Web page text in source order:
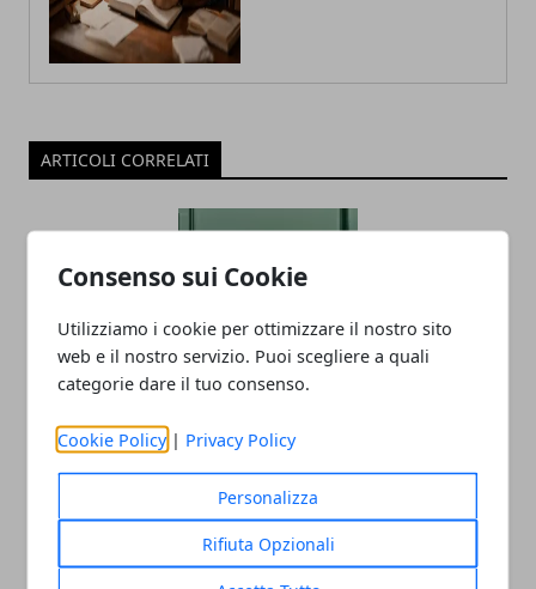
Consenso sui Cookie
Utilizziamo i cookie per ottimizzare il nostro sito
web e il nostro servizio. Puoi scegliere a quali
categorie dare il tuo consenso.
Cookie Policy | Privacy Policy
Personalizza
Rifiuta Opzionali
ARTICOLI CORRELATI
Ricche anticipazioni sul Tensor G3 di
Pixel 8